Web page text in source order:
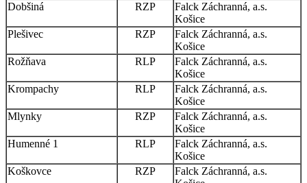
Dobšiná
RZP
Falck Záchranná, a.s.
Košice
Plešivec
RZP
Falck Záchranná, a.s.
Košice
Rožňava
RLP
Falck Záchranná, a.s.
Košice
Krompachy
RLP
Falck Záchranná, a.s.
Košice
Mlynky
RZP
Falck Záchranná, a.s.
Košice
Humenné 1
RLP
Falck Záchranná, a.s.
Košice
Koškovce
RZP
Falck Záchranná, a.s.